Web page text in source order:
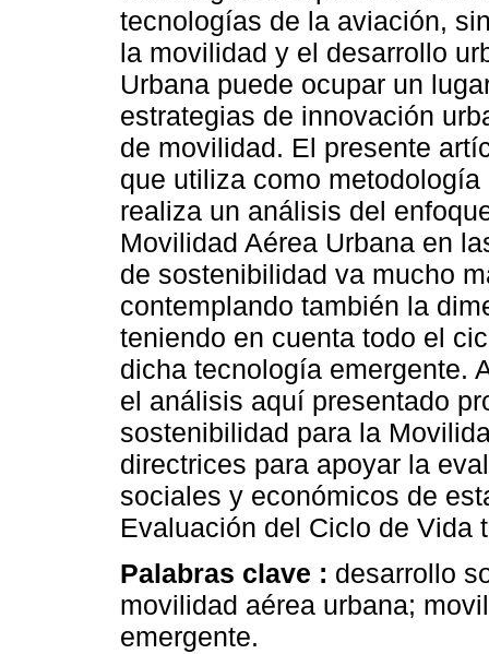
tecnologías de la aviación,
la movilidad y el desarrollo
Urbana puede ocupar un
estrategias de innovación
de movilidad. El presente
que utiliza como
realiza un análisis del
Movilidad Aérea Urbana en
de sostenibilidad va mucho
contemplando también la
teniendo en cuenta todo el
dicha tecnología emergente.
el análisis aquí presentado
sostenibilidad para la
directrices para apoyar la
sociales y económicos de
Evaluación del Ciclo de Vida
Palabras clave : desarrollo
movilidad aérea urbana;
emergente.